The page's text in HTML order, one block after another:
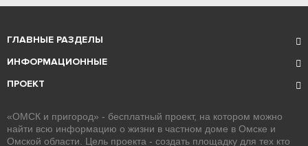
ГЛАВНЫЕ РАЗДЕЛЫ
ИНФОРМАЦИОННЫЕ
ПРОЕКТ
«ОМСК и пригород» - бесплатный проект, на котором можно
найти всю информацию о жизни в частном доме в Омске и
Омской области. Цель проекта - создать площадку для тех кто